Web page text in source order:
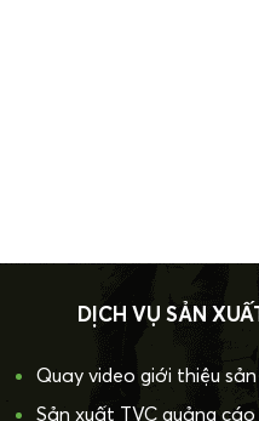
DỊCH VỤ SẢN
Quay video giới thiệu
Sản xuất TVC quảng cáo